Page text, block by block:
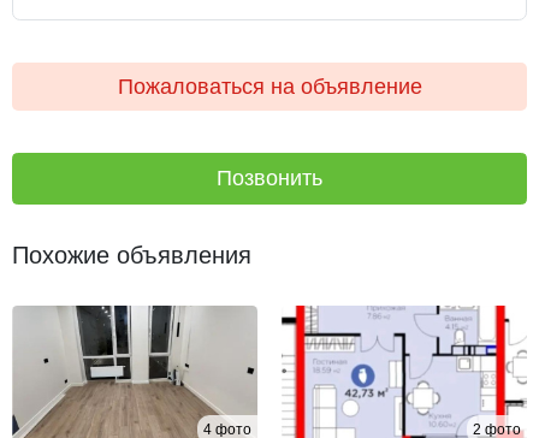
Пожаловаться на объявление
Позвонить
Похожие объявления
4 фото 2 фото